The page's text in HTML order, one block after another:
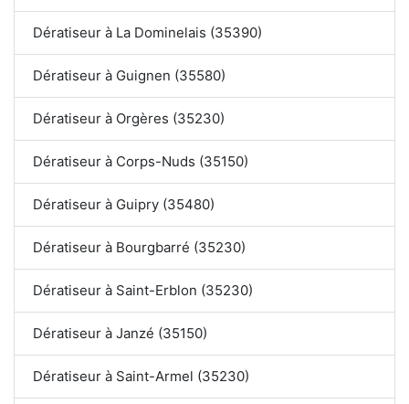
Dératiseur à La Dominelais (35390)
Dératiseur à Guignen (35580)
Dératiseur à Orgères (35230)
Dératiseur à Corps-Nuds (35150)
Dératiseur à Guipry (35480)
Dératiseur à Bourgbarré (35230)
Dératiseur à Saint-Erblon (35230)
Dératiseur à Janzé (35150)
Dératiseur à Saint-Armel (35230)